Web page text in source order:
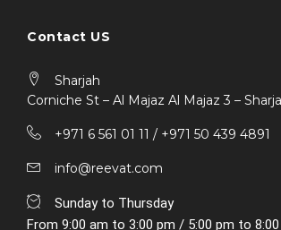
Contact US
Sharjah
Corniche St – Al Majaz Al Majaz 3 –
+971 6 561 01 11 / ‎+971 50 439 4891
info@reevat.com
Sunday to Thursday
From 9:00 am to 3:00 pm / 5:00 pm to